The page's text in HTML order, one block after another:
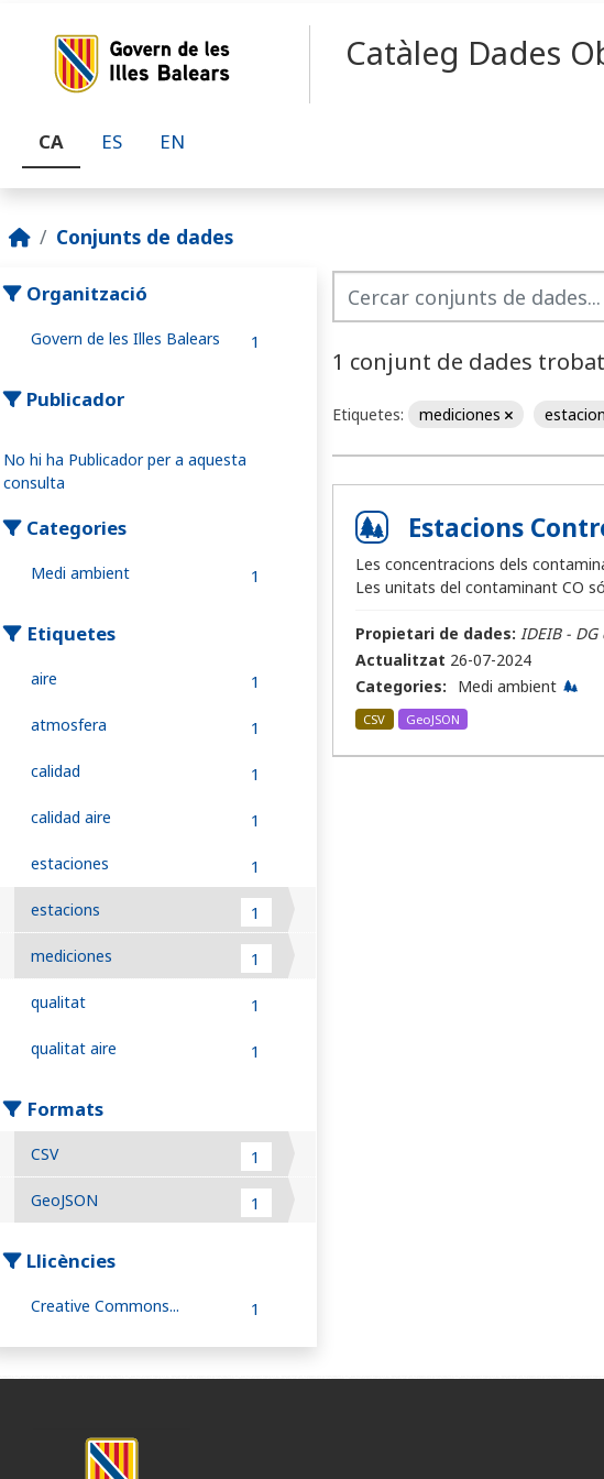
Catàleg Dades
CA ES EN
Conjunts de dades
Organització
Govern de les Illes Balears 1
Publicador
No hi ha Publicador per a aquesta
consulta
Categories
Medi ambient 1
Etiquetes
aire 1
atmosfera 1
calidad 1
calidad aire 1
estaciones 1
estacions 1
mediciones 1
qualitat 1
qualitat aire 1
Formats
CSV 1
GeoJSON 1
Llicències
Creative Commons... 1
1 conjunt de dades trobat
Etiquetes: mediciones
Estacions
Les concentracions dels
Les unitats del contaminant CO
Propietari de dades: IDEIB -
Actualitzat 26-07-2024
Categories:
Medi ambient
CSV GeoJSON